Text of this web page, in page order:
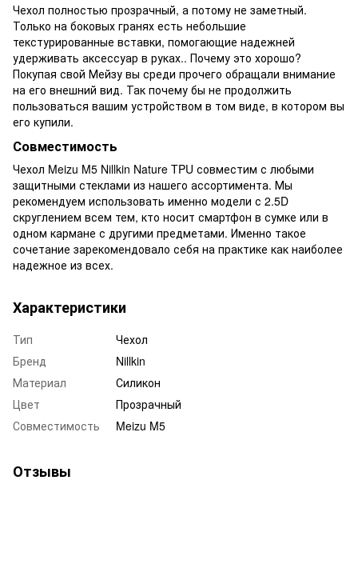
Чехол полностью прозрачный, а потому не заметный.
Только на боковых гранях есть небольшие
текстурированные вставки, помогающие надежней
удерживать аксессуар в руках.. Почему это хорошо?
Покупая свой Мейзу вы среди прочего обращали внимание
на его внешний вид. Так почему бы не продолжить
пользоваться вашим устройством в том виде, в котором вы
его купили.
Совместимость
Чехол Meizu M5 Nillkin Nature TPU совместим с любыми
защитными стеклами из нашего ассортимента. Мы
рекомендуем использовать именно модели с 2.5D
скруглением всем тем, кто носит смартфон в сумке или в
одном кармане с другими предметами. Именно такое
сочетание зарекомендовало себя на практике как наиболее
надежное из всех.
Характеристики
Тип
Чехол
Бренд
Nillkin
Материал
Силикон
Цвет
Прозрачный
Совместимость
Meizu M5
Отзывы